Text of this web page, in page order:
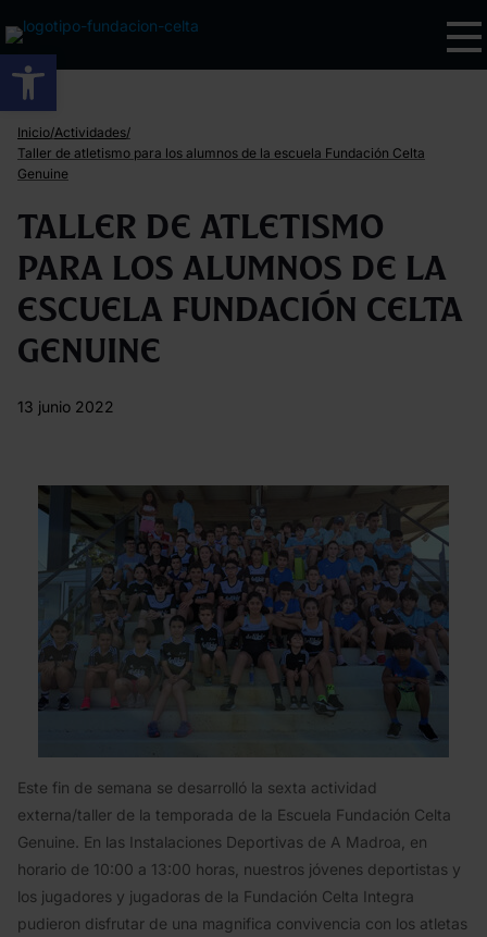
Abrir barra de herramientas
Inicio/Actividades/
Taller de atletismo para los alumnos de la escuela Fundación Celta
Genuine
Taller de atletismo
para los alumnos de la
escuela Fundación Celta
Genuine
13 junio 2022
Este fin de semana se desarrolló la sexta actividad
externa/taller de la temporada de la Escuela Fundación Celta
Genuine. En las Instalaciones Deportivas de A Madroa, en
horario de 10:00 a 13:00 horas, nuestros jóvenes deportistas y
los jugadores y jugadoras de la Fundación Celta Integra
pudieron disfrutar de una magnifica convivencia con los atletas